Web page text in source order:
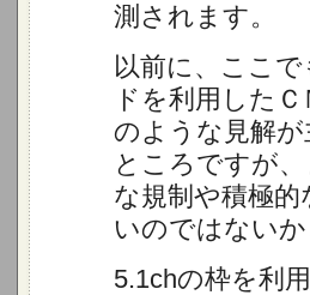
測されます。
以前に、ここ
ドを利用した
のような見解
ところですが
な規制や積極
いのではないか
5.1chの枠を利